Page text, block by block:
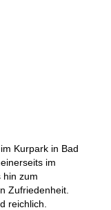
Kurpark in Bad
im
hin zum
Zufriedenheit.
reichlich.